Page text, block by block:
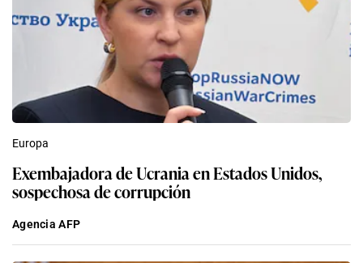
Europa
Exembajadora de Ucrania en Estados Unidos,
sospechosa de corrupción
Agencia AFP